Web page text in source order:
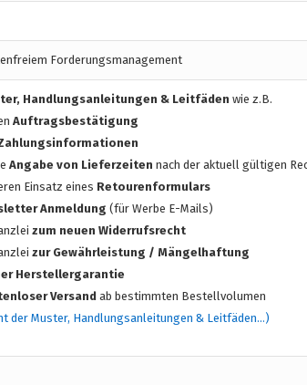
Forderungsmanagement
Handlungsanleitungen & Leitfäden wie z.B.
Auftragsbestätigung
Angabe von Lieferzeiten nach der aktuell gültigen
Einsatz eines Retourenformulars
Anmeldung(für Werbe E-Mails)
zum neuen Widerrufsrecht
zur Gewährleistung / Mängelhaftung
Herstellergarantie
Versand ab bestimmten Bestellvolumen
der Muster, Handlungsanleitungen & Leitfäden…)